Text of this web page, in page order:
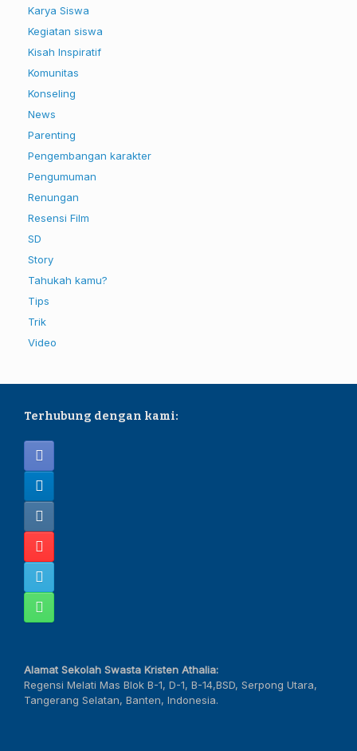
Karya Siswa
Kegiatan siswa
Kisah Inspiratif
Komunitas
Konseling
News
Parenting
Pengembangan karakter
Pengumuman
Renungan
Resensi Film
SD
Story
Tahukah kamu?
Tips
Trik
Video
Terhubung dengan kami:
Alamat Sekolah Swasta Kristen Athalia:
Regensi Melati Mas Blok B-1, D-1, B-14,BSD, Serpong Utara,
Tangerang Selatan, Banten, Indonesia.